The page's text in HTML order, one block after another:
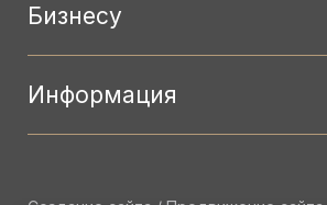
Бизнесу
Информация